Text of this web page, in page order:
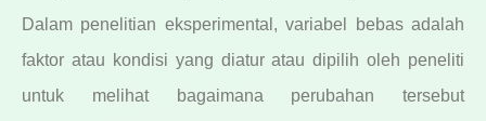
Dalam penelitian eksperimental, variabel bebas adalah
faktor atau kondisi yang diatur atau dipilih oleh peneliti
untuk melihat bagaimana perubahan tersebut